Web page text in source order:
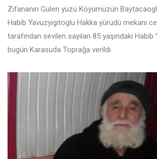
Zifananın Gülen yüzü Köyümüzün
Habib Yavuzyigitoglu Hakka yürüdü mekanı
tarafından sevilen sayılan 85 yaşındaki
bugün Karasuda Toprağa verildi.